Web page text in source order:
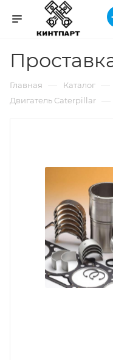
Главная — Каталог —
Двигатель Caterpillar —